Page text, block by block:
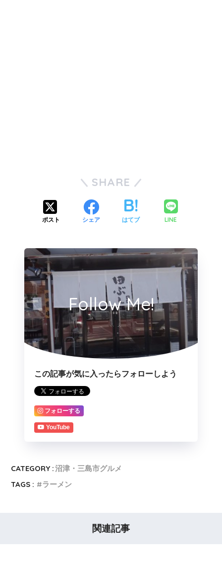
SHARE
ポスト シェア はてブ LINE
Follow Me!
この記事が気に入ったらフォローしよう
フォローする
YouTube
CATEGORY :沼津・三島市グルメ
TAGS :
ラーメン
関連記事